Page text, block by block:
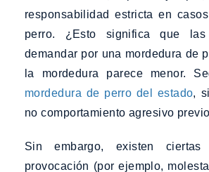
responsabilidad estricta en
perro. ¿Esto significa que las
demandar por una mordedura de
la mordedura parece menor.
mordedura de perro del estado,
no comportamiento agresivo
Sin embargo, existen ciertas
provocación (por ejemplo,